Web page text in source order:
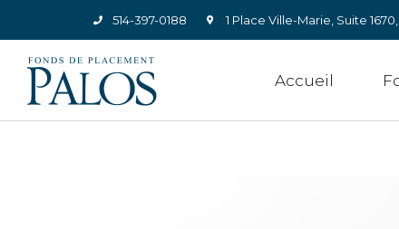
514-397-0188 1 Place Ville-Marie, Suite
Accueil